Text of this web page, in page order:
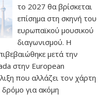
το 2027 θα βρίσκεται
επίσημα στη σκηνή του
ευρωπαϊκού μουσικού
διαγωνισμού. Η
μετά την
στην European
που αλλάζει τον χάρτη
για ακόμη